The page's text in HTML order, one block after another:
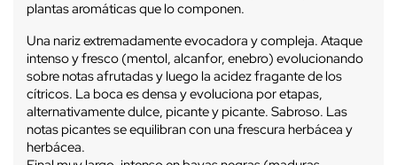
plantas aromáticas que lo componen.
Una nariz extremadamente evocadora y compleja. Ataque
intenso y fresco (mentol, alcanfor, enebro) evolucionando
sobre notas afrutadas y luego la acidez fragante de los
cítricos. La boca es densa y evoluciona por etapas,
alternativamente dulce, picante y picante. Sabroso. Las
notas picantes se equilibran con una frescura herbácea y
herbácea.